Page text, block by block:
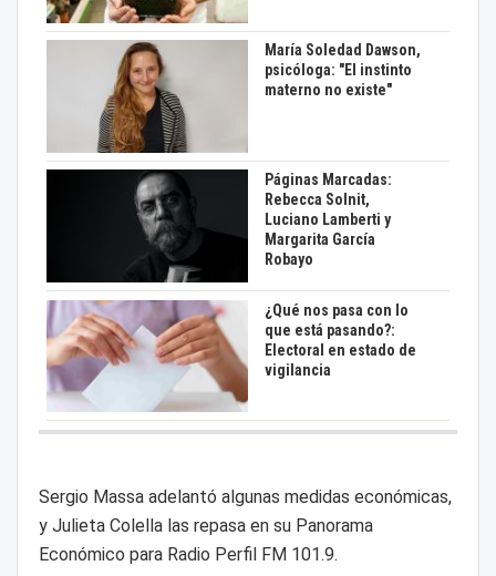
María Soledad Dawson,
psicóloga: "El instinto
materno no existe"
Páginas Marcadas:
Rebecca Solnit,
Luciano Lamberti y
Margarita García
Robayo
¿Qué nos pasa con lo
que está pasando?:
Electoral en estado de
vigilancia
Sergio Massa adelantó algunas medidas económicas,
y Julieta Colella las repasa en su Panorama
Económico para Radio Perfil FM 101.9.